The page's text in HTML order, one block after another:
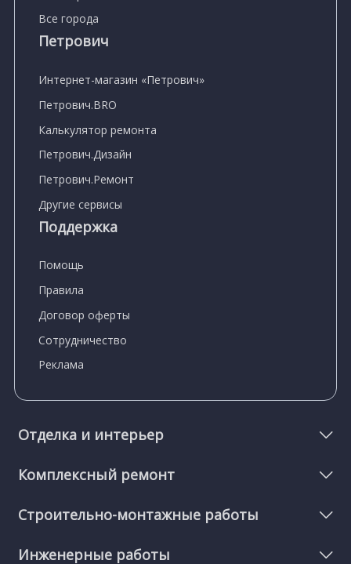
Все города
Петрович
Интернет-магазин «Петрович»
Петрович.BRO
Калькулятор ремонта
Петрович.Дизайн
Петрович.Ремонт
Другие сервисы
Поддержка
Помощь
Правила
Договор оферты
Сотрудничество
Реклама
Отделка и интерьер
Комплексный ремонт
Строительно-монтажные работы
Инженерные работы